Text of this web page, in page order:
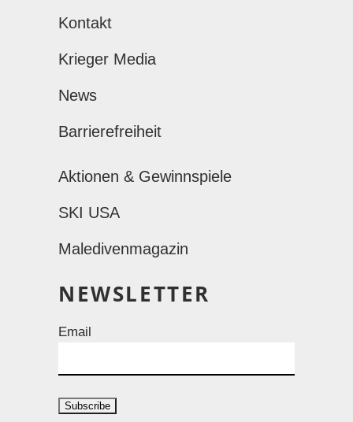
Kontakt
Krieger Media
News
Barrierefreiheit
Aktionen & Gewinnspiele
SKI USA
Maledivenmagazin
NEWSLETTER
Email